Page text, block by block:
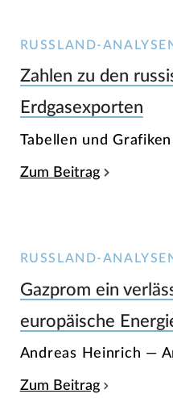
RUSSLAND-
Zahlen zu den
Erdgasexporten
Tabellen und Grafiken
Zum Beitrag
RUSSLAND-
Gazprom ein
europäische
Andreas Heinrich —
Zum Beitrag